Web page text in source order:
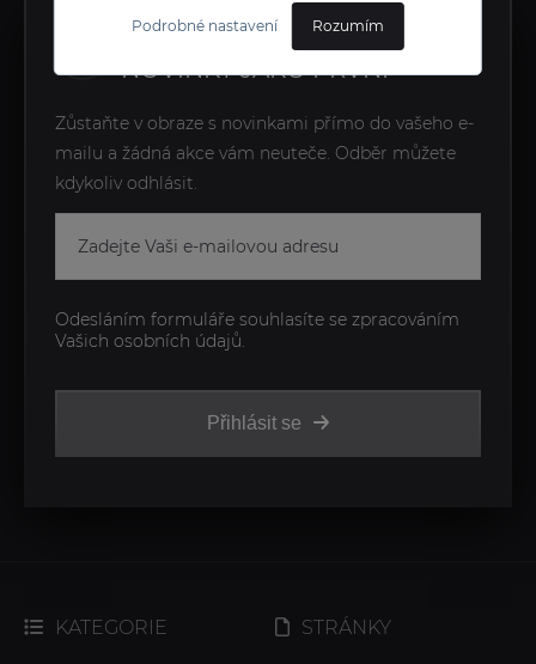
Podrobné nastavení Rozumím
ZÍSKEJTE EXKLUZIVNÍ
NOVINKY JAKO PRVNÍ
Zůstaňte v obraze s novinkami přímo do vašeho e-
mailu a žádná akce vám neuteče. Odběr můžete
kdykoliv odhlásit.
Přihlásit se
Odesláním formuláře souhlasíte se zpracováním
Vašich osobních údajů.
KATEGORIE STRÁNKY